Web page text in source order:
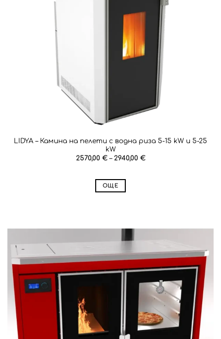
LIDYA – Камина на пелети с водна риза 5-15 kW и 5-25
kW
2570,00 € – 2940,00 €Price
ОЩЕ